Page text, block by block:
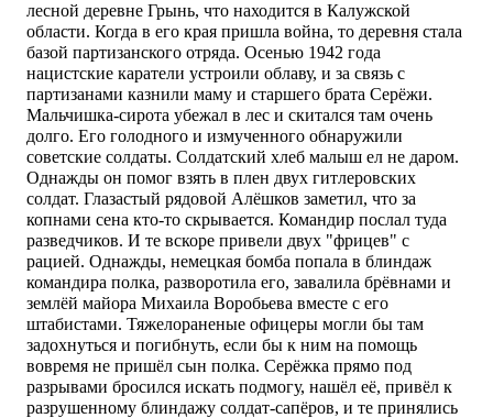
лесной деревне Грынь, что находится в Калужской
области. Когда в его края пришла война, то деревня стала
базой партизанского отряда. Осенью 1942 года
нацистские каратели устроили облаву, и за связь с
партизанами казнили маму и старшего брата Серёжи.
Мальчишка-сирота убежал в лес и скитался там очень
долго. Его голодного и измученного обнаружили
советские солдаты. Солдатский хлеб малыш ел не даром.
Однажды он помог взять в плен двух гитлеровских
солдат. Глазастый рядовой Алёшков заметил, что за
копнами сена кто-то скрывается. Командир послал туда
разведчиков. И те вскоре привели двух "фрицев" с
рацией. Однажды, немецкая бомба попала в блиндаж
командира полка, разворотила его, завалила брёвнами и
землёй майора Михаила Воробьева вместе с его
штабистами. Тяжелораненые офицеры могли бы там
задохнуться и погибнуть, если бы к ним на помощь
вовремя не пришёл сын полка. Серёжка прямо под
разрывами бросился искать подмогу, нашёл её, привёл к
разрушенному блиндажу солдат-сапёров, и те принялись